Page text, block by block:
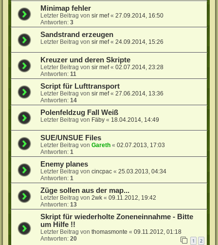
Minimap fehler
Letzter Beitrag vonsir mef«27.09.2014, 16:50
Antworten:3
Sandstrand erzeugen
Letzter Beitrag vonsir mef«24.09.2014, 15:26
Kreuzer und deren Skripte
Letzter Beitrag vonsir mef«02.07.2014, 23:28
Antworten:11
Script für Lufttransport
Letzter Beitrag vonsir mef«27.06.2014, 13:36
Antworten:14
Polenfeldzug Fall Weiß
Letzter Beitrag von Fäby « 18.04.2014, 14:49
SUE/UNSUE Files
Letzter Beitrag vonGareth «02.07.2013, 17:03
Antworten:1
Enemy planes
Letzter Beitrag voncincpac «25.03.2013, 04:34
Antworten:1
Züge sollen aus der map...
Letzter Beitrag von2wk «09.11.2012, 19:42
Antworten:13
Skript für wiederholte Zoneneinnahme - Bitte
um Hilfe !!
Letzter Beitrag vonthomasmonte «09.11.2012, 01:18
Antworten:20 1 2